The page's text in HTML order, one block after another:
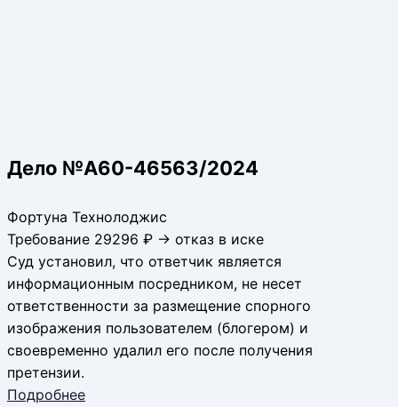
Дело №А60-46563/2024
Фортуна Технолоджис
Требование 29296 ₽ → отказ в иске
Суд установил, что ответчик является
информационным посредником, не несет
ответственности за размещение спорного
изображения пользователем (блогером) и
своевременно удалил его после получения
претензии.
Подробнее